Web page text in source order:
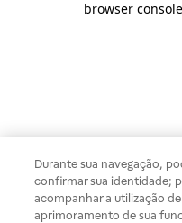
browser
Durante sua navegação,
confirmar sua identidade;
acompanhar a utilização
aprimoramento de sua